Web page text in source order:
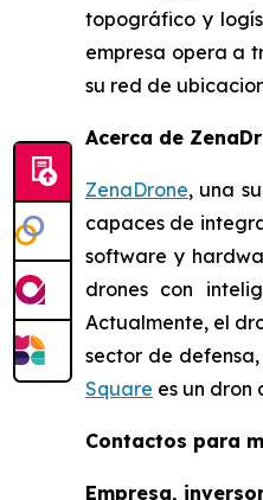
topográfico y
empresa opera a
su red de
Acerca de
ZenaDrone, una
capaces de
software y
drones con
Actualmente, el
sector de
Square es un dron
Contactos para
Empresa,